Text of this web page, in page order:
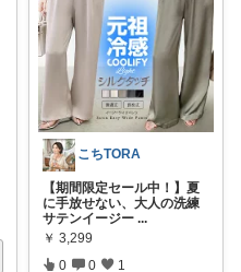
こちTORA
【期間限定セール中！】夏
に手放せない、大人の洗練
サテンイージー ...
￥ 3,299
0 0 1